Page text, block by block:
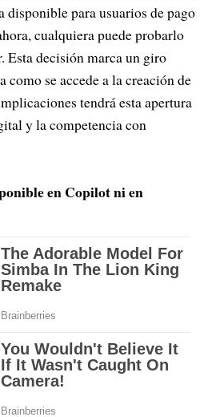
disponible para usuarios de pago
cualquiera puede probarlo
Esta decisión marca un giro
como se accede a la creación de
tendrá esta apertura
y la competencia con
en Copilot ni en